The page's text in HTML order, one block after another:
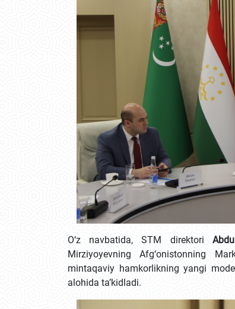
O‘z navbatida, STM direktori
Mirziyoyevning Afg‘onistonning
mintaqaviy hamkorlikning yangi
alohida ta’kidladi.